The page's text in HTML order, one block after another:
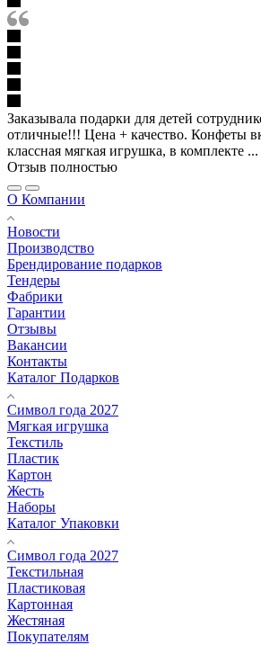
Заказывала подарки для детей
отличные!!! Цена + качество. Конфеты
классная мягкая игрушка, в комплекте ...
Отзыв полностью
О Компании
Новости
Производство
Брендирование подарков
Тендеры
Фабрики
Гарантии
Отзывы
Вакансии
Контакты
Каталог Подарков
Символ года 2027
Мягкая игрушка
Текстиль
Пластик
Картон
Жесть
Наборы
Каталог Упаковки
Символ года 2027
Текстильная
Пластиковая
Картонная
Жестяная
Покупателям